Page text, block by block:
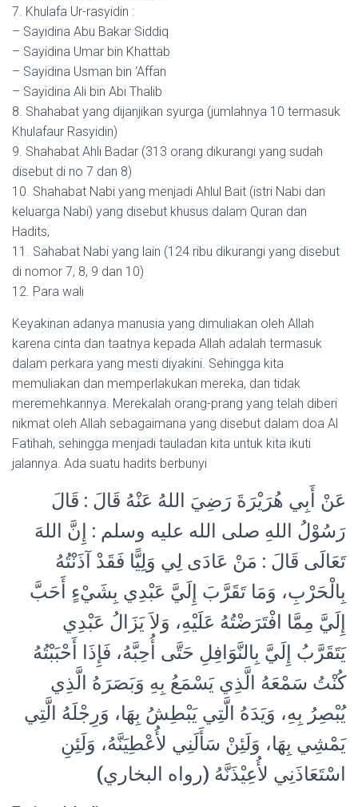
7. Khulafa Ur-rasyidin :
– Sayidina Abu Bakar Siddiq
– Sayidina Umar bin Khattab
– Sayidina Usman bin ‘Affan
– Sayidina Ali bin Abi Thalib
8. Shahabat yang dijanjikan syurga (jumlahnya 10 termasuk
Khulafaur Rasyidin)
9. Shahabat Ahli Badar (313 orang dikurangi yang sudah
disebut di no 7 dan 8)
10. Shahabat Nabi yang menjadi Ahlul Bait (istri Nabi dan
keluarga Nabi) yang disebut khusus dalam Quran dan
Hadits,
11. Sahabat Nabi yang lain (124 ribu dikurangi yang disebut
di nomor 7, 8, 9 dan 10)
12. Para wali
Keyakinan adanya manusia yang dimuliakan oleh Allah
karena cinta dan taatnya kepada Allah adalah termasuk
dalam perkara yang mesti diyakini. Sehingga kita
memuliakan dan memperlakukan mereka, dan tidak
meremehkannya. Merekalah orang-prang yang telah diberi
nikmat oleh Allah sebagaimana yang disebut dalam doa Al
Fatihah, sehingga menjadi tauladan kita untuk kita ikuti
jalannya. Ada suatu hadits berbunyi
عَنْ أَبِي هُرَيْرَةَ رَضِيَ اللهُ عَنْهُ قَالَ : قَالَ
رَسُوْلُ اللهِ صلى الله عليه وسلم : إِنَّ اللهَ
تَعَالَى قَالَ : مَنْ عَادَى لِي وَلِيًّا فَقَدْ آذَنْتُهُ
بِالْحَرْبِ، وَمَا تَقَرَّبَ إِلَيَّ عَبْدِي بِشَيْءٍ أَحَبَّ
إِلَيَّ مِمَّا افْتَرَضْتُهُ عَلَيْهِ، وَلاَ يَزَالُ عَبْدِي
يَتَقَرَّبُ إِلَيَّ بِالنَّوَافِلِ حَتَّى أُحِبَّهُ، فَإِذَا أَحْبَبْتُهُ
كُنْتُ سَمْعَهُ الَّذِي يَسْمَعُ بِهِ وَبَصَرَهُ الَّذِي
يُبْصِرُ بِهِ، وَيَدَهُ الَّتِي يَبْطِشُ بِهَا، وَرِجْلَهُ الَّتِي
يَمْشِي بِهَا، وَلَئِنْ سَأَلَنِي لأُعْطِيَنَّهُ، وَلَئِنِ
اسْتَعَاذَنِي لأُعِيْذَنَّهُ (رواه البخاري)